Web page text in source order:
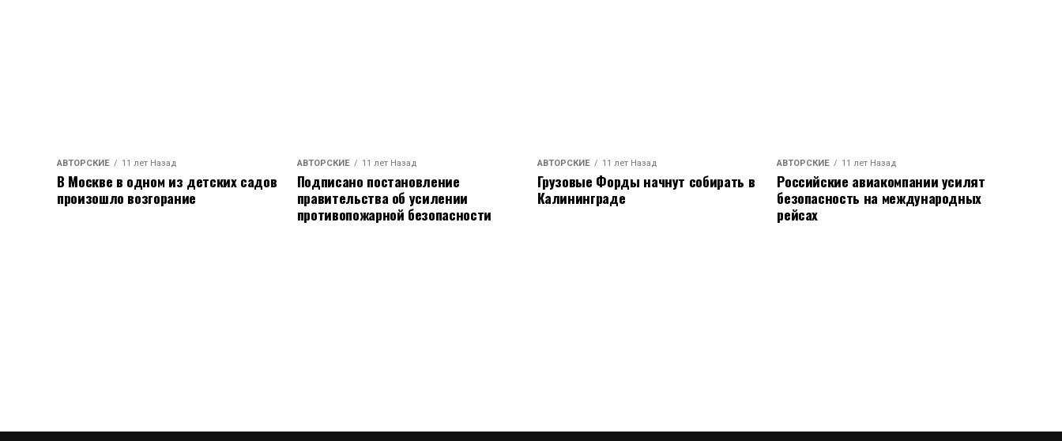
АВТОРСКИЕ 11 лет Назад
В Москве в одном из детских садов
произошло возгорание
АВТОРСКИЕ 11 лет Назад
Подписано постановление
правительства об усилении
противопожарной безопасности
АВТОРСКИЕ 11 лет Назад
Грузовые Форды начнут собирать в
Калининграде
АВТОРСКИЕ 11 лет Назад
Российские авиакомпании усилят
безопасность на международных
рейсах